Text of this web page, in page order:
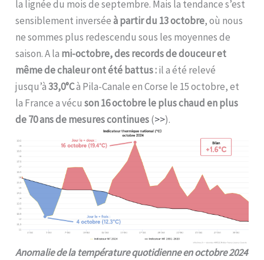
la lignée du mois de septembre. Mais la tendance s’est
sensiblement inverséeà partir du 13 octobre, où nous
ne sommes plus redescendu sous les moyennes de
saison. A la mi-octobre, des records de douceur et
même de chaleur ont été battus:il a été relevé
jusqu’à33,0°Cà Pila-Canale en Corse le 15 octobre, et
la France a vécuson 16 octobre le plus chaud en plus
de 70 ans de mesures continues(>>).
Anomalie de la température quotidienne en octobre 2024